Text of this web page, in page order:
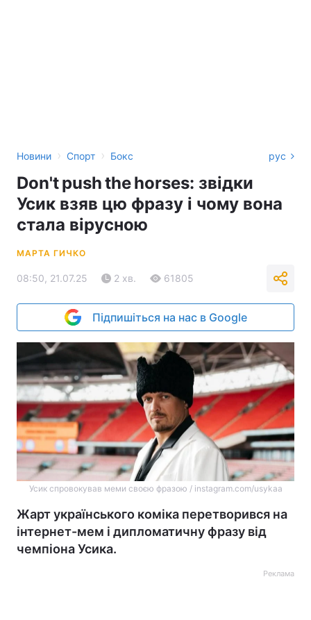
Новини › Спорт › Бокс рус
Don't push the horses: звідки
Усик взяв цю фразу і чому вона
стала вірусною
МАРТА ГИЧКО
08:50, 21.07.25 2 хв. 61805
Підпишіться на нас в Google
Усик спровокував меми своєю фразою / instagram.com/usykaa
Жарт українського коміка перетворився на
інтернет-мем і дипломатичну фразу від
чемпіона Усика.
Реклама